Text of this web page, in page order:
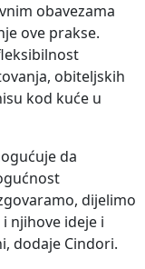
obavezama
ove prakse.
obiteljskih
kod kuće u
da
dijelimo
njihove ideje i
dodaje Cindori.